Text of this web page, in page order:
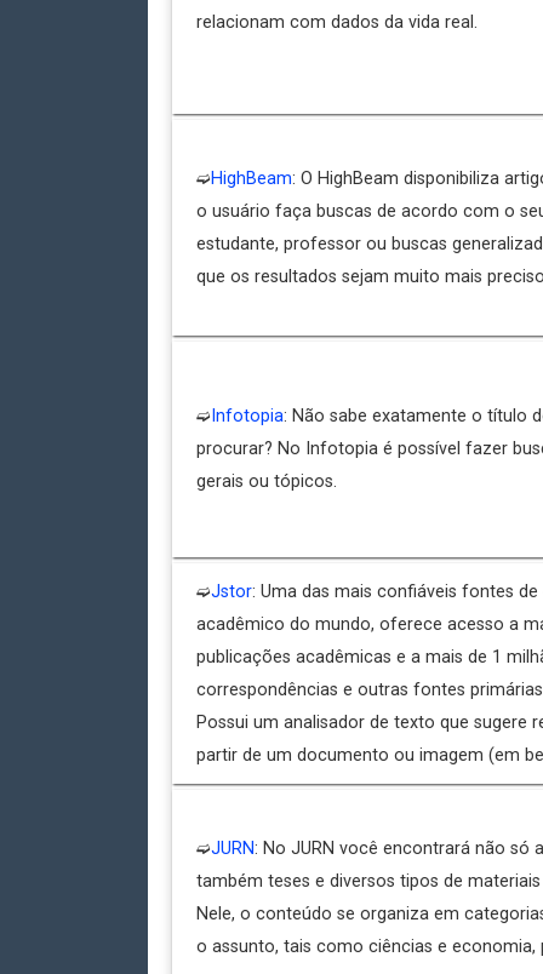
relacionam com dados da vida real.
➫HighBeam: O HighBeam disponibiliza
o usuário faça buscas de acordo com o
estudante, professor ou buscas
que os resultados sejam muito mais
➫ Infotopia: Não sabe exatamente o título
procurar? No Infotopia é possível fazer
gerais ou tópicos.
➫Jstor: Uma das mais confiáveis fontes
acadêmico do mundo, oferece acesso a
publicações acadêmicas e a mais de 1
correspondências e outras fontes
Possui um analisador de texto que sugere
partir de um documento ou imagem (em
➫JURN: No JURN você encontrará não só
também teses e diversos tipos de
Nele, o conteúdo se organiza em
o assunto, tais como ciências e economia,